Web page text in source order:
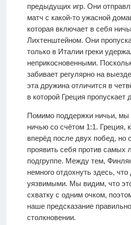
предыдущих игр. Они
матч с какой-то ужасной
которая включает в себя
Лихтенштейном. Они
только в Италии греки
неприкосновенными.
забивает регулярно на
эта дружина отличится в
в которой Греция пропускает
Помимо поддержки ничьи, мы
ничью со счётом 1:1. Греция,
вперёд после двух побед, но
проявить себя против самых
подгруппе. Между тем,
немного отдохнуть здесь, что
уязвимыми. Мы видим, что
схватку с одним очком,
наше предсказание
столкновении.